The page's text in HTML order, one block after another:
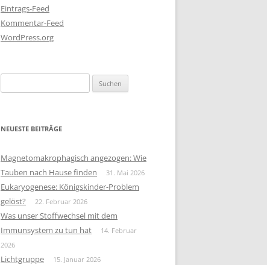
Eintrags-Feed
Kommentar-Feed
WordPress.org
nach:
NEUESTE BEITRÄGE
Magnetomakrophagisch angezogen: Wie
Tauben nach Hause finden
31. Mai 2026
Eukaryogenese: Königskinder-Problem
gelöst?
22. Februar 2026
Was unser Stoffwechsel mit dem
Immunsystem zu tun hat
14. Februar
2026
Lichtgruppe 15. Januar 2026